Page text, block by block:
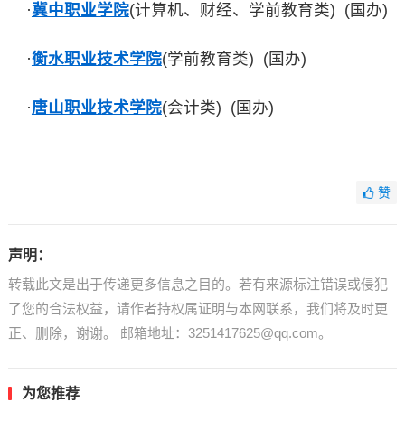
·冀中职业学院(计算机、财经、学前教育类) (国办)
·衡水职业技术学院(学前教育类) (国办)
·唐山职业技术学院(会计类) (国办)
赞
声明：
转载此文是出于传递更多信息之目的。若有来源标注错误或侵犯
了您的合法权益，请作者持权属证明与本网联系，我们将及时更
正、删除，谢谢。 邮箱地址：3251417625@qq.com。
为您推荐